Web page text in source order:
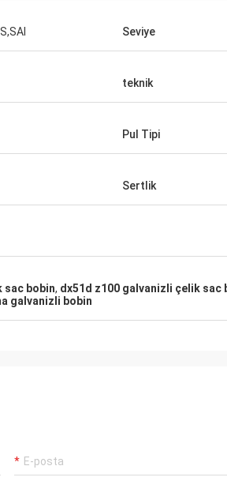
Seviye
teknik
Pul Tipi
Sertlik
sac bobin, dx51d z100 galvanizli çelik sac
galvanizli bobin